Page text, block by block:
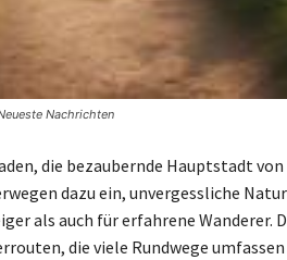
Nachrichten
die bezaubernde Hauptstadt
dazu ein, unvergessliche
als auch für erfahrene
die viele Rundwege